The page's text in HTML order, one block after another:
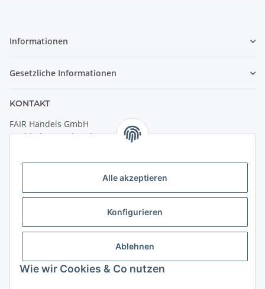
Alle akzeptieren
Konfigurieren
Ablehnen
Wie wir Cookies & Co nutzen
Informationen
Gesetzliche Informationen
KONTAKT
FAIR Handels GmbH
(Weltladen Innsbruck)
6020 Innsbruck
Öffnungszeiten: